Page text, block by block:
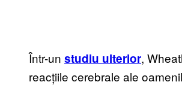
Într-un studiu ulterior,
reacțiile cerebrale ale